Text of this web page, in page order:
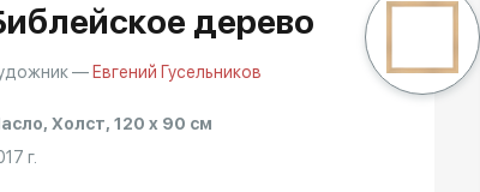
дерево
— Евгений Гусельников
Холст, 120 x 90 см
г.